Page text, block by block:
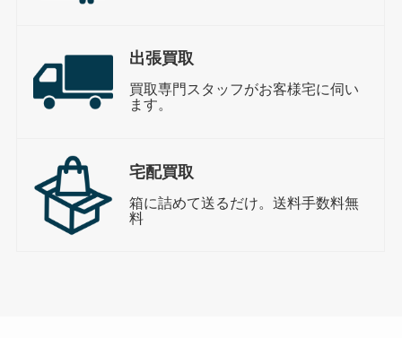
出張買取
買取専門スタッフがお客様宅に伺い
ます。
宅配買取
箱に詰めて送るだけ。送料手数料無
料